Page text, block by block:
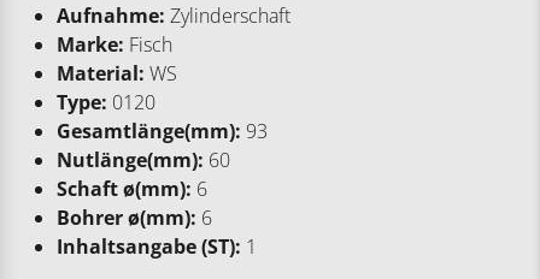
Aufnahme: Zylinderschaft
Marke: Fisch
Material: WS
Type: 0120
Gesamtlänge(mm): 93
Nutlänge(mm): 60
Schaft ø(mm): 6
Bohrer ø(mm): 6
Inhaltsangabe (ST): 1